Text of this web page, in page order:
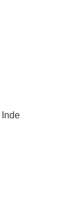
Inde